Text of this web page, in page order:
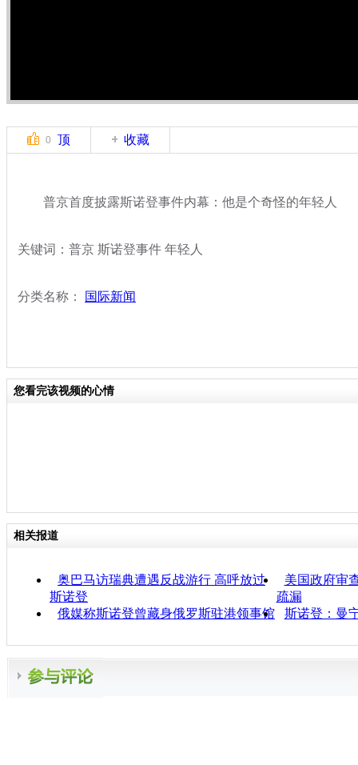
0 顶 收藏
普京首度披露斯诺登事件内幕：他是个奇怪的年轻人
关键词：普京 斯诺登事件 年轻人
分类名称： 国际新闻
您看完该视频的心情
相关报道
奥巴马访瑞典遭遇反战游行 高呼放过
斯诺登
美国政府审
疏漏
俄媒称斯诺登曾藏身俄罗斯驻港领事馆
斯诺登：曼